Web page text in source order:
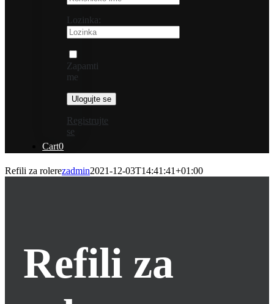
Lozinka:
Zapamti
me
Registrujte
se
Cart0
Refili za rolerezadmin2021-12-03T14:41:41+01:00
Refili za